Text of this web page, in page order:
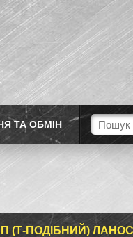
ТА ОБМІН
(Т-ПОДІБНИЙ)